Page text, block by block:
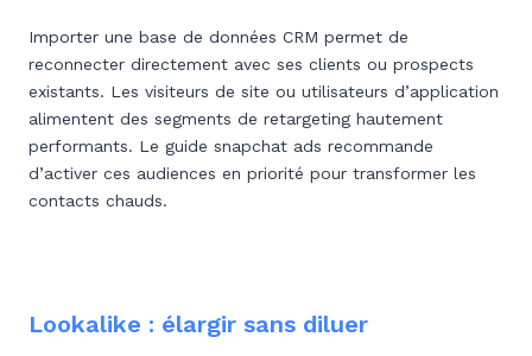
Importer une base de données CRM permet de
reconnecter directement avec ses clients ou prospects
existants. Les visiteurs de site ou utilisateurs d’application
alimentent des segments de retargeting hautement
performants. Le guide snapchat ads recommande
d’activer ces audiences en priorité pour transformer les
contacts chauds.
Lookalike : élargir sans diluer